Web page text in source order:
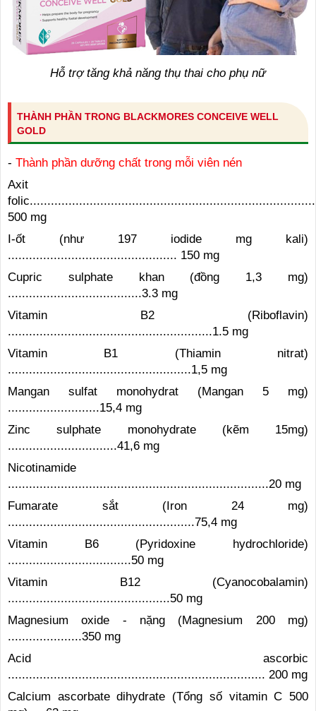
Hỗ trợ tăng khả năng thụ thai cho phụ nữ
THÀNH PHẦN TRONG BLACKMORES CONCEIVE WELL
GOLD
- Thành phần dưỡng chất trong mỗi viên nén
Axit
folic.................................................................................
500 mg
I-ốt (như 197 iodide mg kali)
................................................ 150 mg
Cupric sulphate khan (đồng 1,3 mg)
......................................3.3 mg
Vitamin B2 (Riboflavin)
..........................................................1.5 mg
Vitamin B1 (Thiamin nitrat)
....................................................1,5 mg
Mangan sulfat monohydrat (Mangan 5 mg)
..........................15,4 mg
Zinc sulphate monohydrate (kẽm 15mg)
...............................41,6 mg
Nicotinamide
..........................................................................20 mg
Fumarate sắt (Iron 24 mg)
.....................................................75,4 mg
Vitamin B6 (Pyridoxine hydrochloride)
...................................50 mg
Vitamin B12 (Cyanocobalamin)
..............................................50 mg
Magnesium oxide - nặng (Magnesium 200 mg)
.....................350 mg
Acid ascorbic
......................................................................... 200 mg
Calcium ascorbate dihydrate (Tổng số vitamin C 500